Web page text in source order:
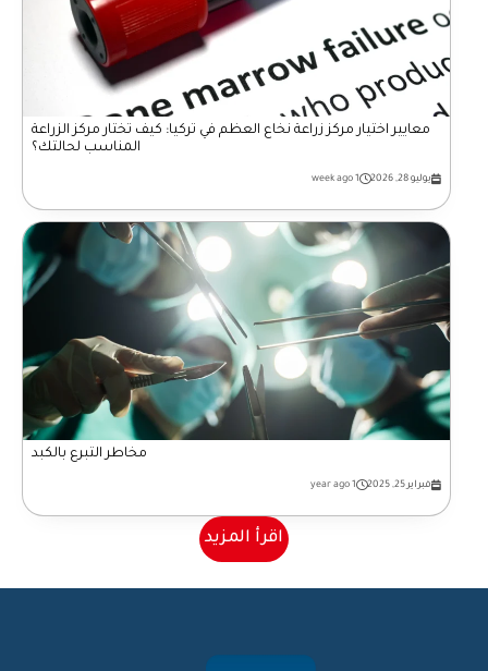
معايير اختيار مركز زراعة نخاع العظم في تركيا: كيف تختار مركز الزراعة
المناسب لحالتك؟
يوليو 28, 2026 1 week ago
مخاطر التبرع بالكبد
فبراير 25, 2025 1 year ago
اقرأ المزيد